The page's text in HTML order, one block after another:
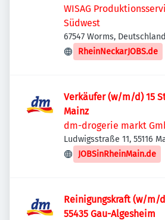
WISAG
Südwest
67547 Worms, Deutschland
RheinNeckarJOBS.de
Verkäufer (w/m/d) 15
Mainz
dm-drogerie markt
Ludwigsstraße 11, 55116
JOBSinRheinMain.de
Reinigungskraft (w/m/
55435 Gau-Algesheim